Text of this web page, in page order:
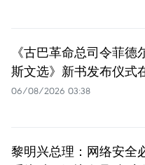
《古巴革命总司令菲德
斯文选》新书发布仪式
06/08/2026 03:38
黎明兴总理：网络安全